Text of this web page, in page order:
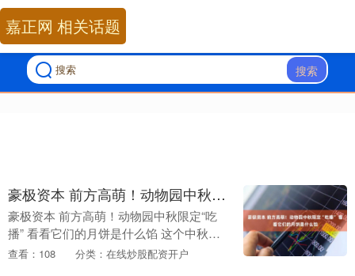
搜索
嘉正网 相关话题
豪极资本 前方高萌！动物园中秋限定“吃播” 看看它们的月饼是什么馅
豪极资本 前方高萌！动物园中秋限定“吃
播” 看看它们的月饼是什么馅 这个中秋节
豪极资本，在广州与上海两地的动物园，
查看：108 分类：在线炒股配资开户